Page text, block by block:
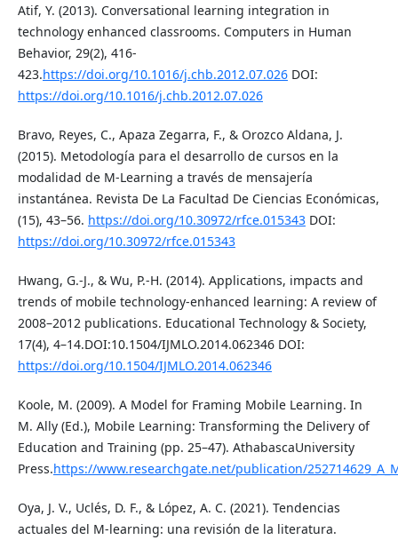
Atif, Y. (2013). Conversational learning integration in
technology enhanced classrooms. Computers in Human
Behavior, 29(2), 416-
423.https://doi.org/10.1016/j.chb.2012.07.026DOI:
https://doi.org/10.1016/j.chb.2012.07.026
Bravo, Reyes, C., Apaza Zegarra, F., & Orozco Aldana, J.
(2015). Metodología para el desarrollo de cursos en la
modalidad de M-Learning a través de mensajería
instantánea. Revista De La Facultad De Ciencias Económicas,
(15), 43–56. https://doi.org/10.30972/rfce.015343DOI:
https://doi.org/10.30972/rfce.015343
Hwang, G.-J., & Wu, P.-H. (2014). Applications, impacts and
trends of mobile technology-enhanced learning: A review of
2008–2012 publications. Educational Technology & Society,
17(4), 4–14.DOI:10.1504/IJMLO.2014.062346 DOI:
https://doi.org/10.1504/IJMLO.2014.062346
Koole, M. (2009). A Model for Framing Mobile Learning. In
M. Ally (Ed.), Mobile Learning: Transforming the Delivery of
Education and Training (pp. 25–47). AthabascaUniversity
Press.https://www.researchgate.net/publication/
Oya, J. V., Uclés, D. F., & López, A. C. (2021). Tendencias
actuales del M-learning: una revisión de la literatura.